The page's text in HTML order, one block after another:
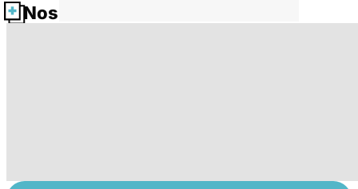
Nos fiches santé